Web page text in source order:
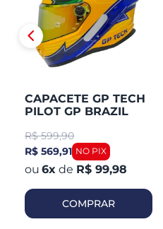
CAPACETE GP TECH
PILOT GP BRAZIL
R$ 599,90
R$ 569,91
6x de R$ 99,98
COMPRAR